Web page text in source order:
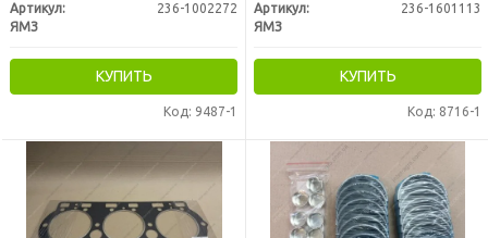
Артикул:
236-1002272
ЯМЗ
КУПИТЬ
Код: 9487-1
Артикул:
236-1601113
ЯМЗ
КУПИТЬ
Код: 8716-1